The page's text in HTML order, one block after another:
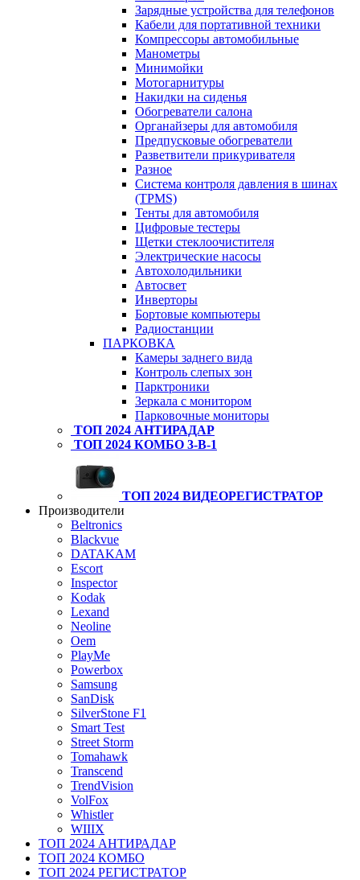
Зарядные устройства для телефонов
Кабели для портативной техники
Компрессоры автомобильные
Манометры
Минимойки
Мотогарнитуры
Накидки на сиденья
Обогреватели салона
Органайзеры для автомобиля
Предпусковые обогреватели
Разветвители прикуривателя
Разное
Система контроля давления в шинах
(TPMS)
Тенты для автомобиля
Цифровые тестеры
Щетки стеклоочистителя
Электрические насосы
Автохолодильники
Автосвет
Инверторы
Бортовые компьютеры
Радиостанции
ПАРКОВКА
Камеры заднего вида
Контроль слепых зон
Парктроники
Зеркала с монитором
Парковочные мониторы
ТОП 2024 АНТИРАДАР
ТОП 2024 КОМБО 3-В-1
ТОП 2024 ВИДЕОРЕГИСТРАТОР
Производители
Beltronics
Blackvue
DATAKAM
Escort
Inspector
Kodak
Lexand
Neoline
Oem
PlayMe
Powerbox
Samsung
SanDisk
SilverStone F1
Smart Test
Street Storm
Tomahawk
Transcend
TrendVision
VolFox
Whistler
WIIIX
ТОП 2024 АНТИРАДАР
ТОП 2024 КОМБО
ТОП 2024 РЕГИСТРАТОР